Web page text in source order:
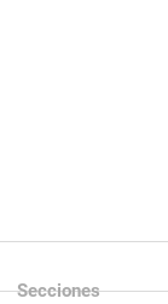
Secciones